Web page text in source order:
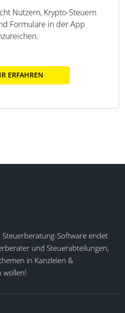
Nutzern, Krypto-Steuern
Formulare in der App
ERFAHREN
Steuerberatung-Software endet
und Steuerabteilungen,
in Kanzleien &
wollen!